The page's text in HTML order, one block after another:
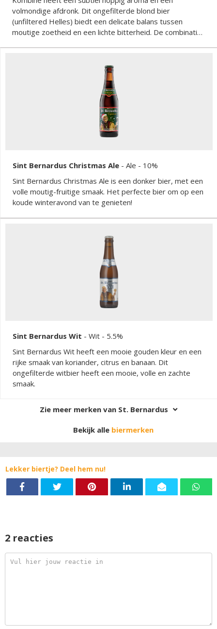
volmondige afdronk. Dit ongefilterde blond bier
(unfiltered Helles) biedt een delicate balans tussen
moutige zoetheid en een lichte bitterheid. De combinatie
Sint Bernardus Christmas Ale - Ale - 10%
Sint Bernardus Christmas Ale is een donker bier, met een
volle moutig-fruitige smaak. Het perfecte bier om op een
koude winteravond van te genieten!
Sint Bernardus Wit - Wit - 5.5%
Sint Bernardus Wit heeft een mooie gouden kleur en een
rijke smaak van koriander, citrus en banaan. Dit
ongefilterde witbier heeft een mooie, volle en zachte
smaak.
Zie meer merken van St. Bernardus
Bekijk alle biermerken
Lekker biertje? Deel hem nu!
2 reacties